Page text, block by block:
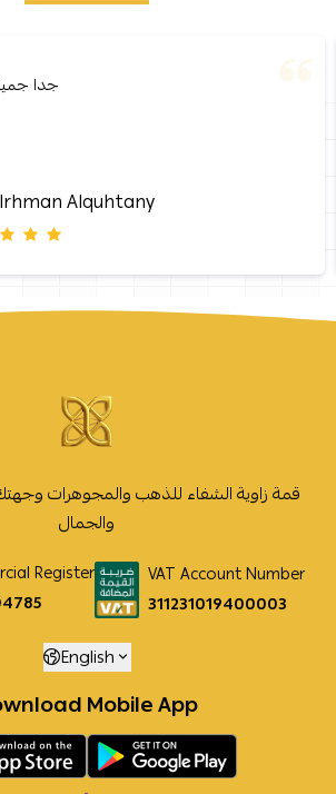
جدا
Alquhtany
قمة زاوية الشفاء للذهب والمجوهرات وجهتك
والجمال
Register
VAT Account Number
311231019400003
English
Mobile App